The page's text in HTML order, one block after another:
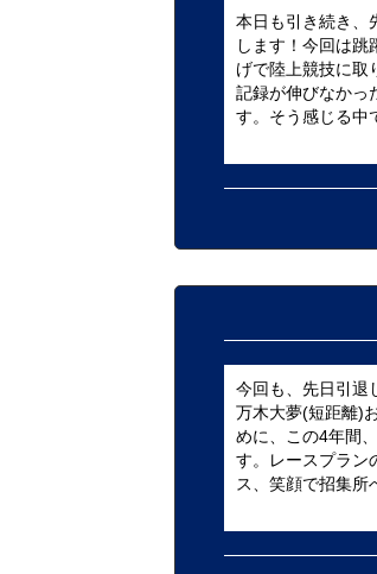
本日も引き続き、
します！今回は
げで陸上競技に取
記録が伸びなかっ
す。そう感じる中
今回も、先日引退
万木大夢(短距離)
めに、この4年間
す。レースプラン
ス、笑顔で招集所